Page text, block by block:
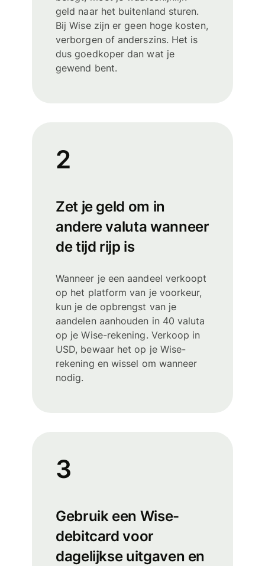
geld naar het buitenland sturen.
Bij Wise zijn er geen hoge kosten,
verborgen of anderszins. Het is
dus goedkoper dan wat je
gewend bent.
2
Zet je geld om in
andere valuta wanneer
de tijd rijp is
Wanneer je een aandeel verkoopt
op het platform van je voorkeur,
kun je de opbrengst van je
aandelen aanhouden in 40 valuta
op je Wise-rekening. Verkoop in
USD, bewaar het op je Wise-
rekening en wissel om wanneer
nodig.
3
Gebruik een Wise-
debitcard voor
dagelijkse uitgaven en